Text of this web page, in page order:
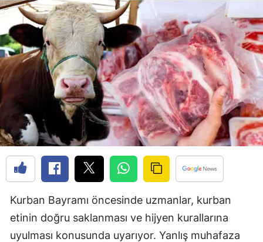
Bursa
Çanakkale
Çankırı
Çorum
Denizli
Diyarbakır
Edirne
Elazığ
Erzincan
Erzurum
Kurban Bayramı öncesinde uzmanlar, kurban
etinin doğru saklanması ve hijyen kurallarına
uyulması konusunda uyarıyor. Yanlış muhafaza